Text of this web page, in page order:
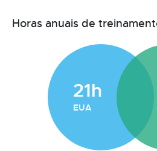
Horas anuais de
21h
EUA